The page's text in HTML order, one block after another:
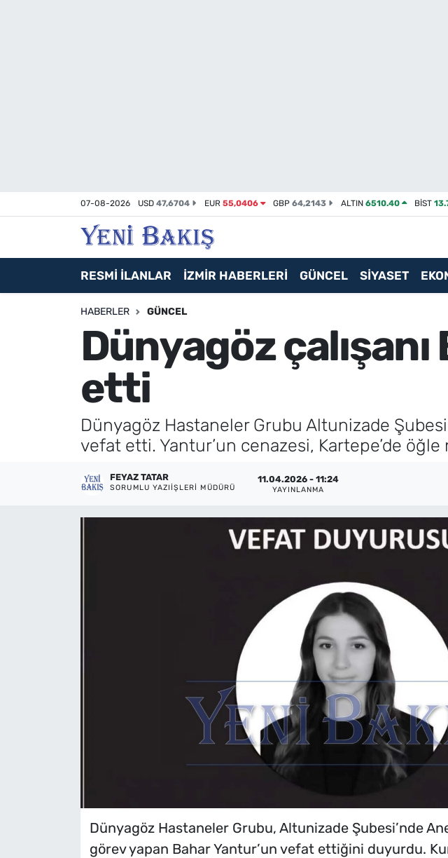
07-08-2026 USD47,6704 EUR 55,0406 GBP64,2143 ALTIN 6510.40 BİST
RESMİ İLANLAR İZMİR HABERLERİ GÜNCEL SİYASET
HABERLER GÜNCEL
Dünyagöz
etti
Dünyagöz Hastaneler Grubu Altunizade
vefat etti. Yantur’un cenazesi, Kartepe’de öğle
FEYAZ TATAR
SORUMLU YAZIIŞLERI MÜDÜRÜ
11.04.2026 - 11:24
YAYINLANMA
Dünyagöz Hastaneler Grubu, Altunizade Şubesi’nde
görev yapan Bahar Yantur’un vefat ettiğini duyurdu.
Asayiş / Polis-Adliye
Magazin